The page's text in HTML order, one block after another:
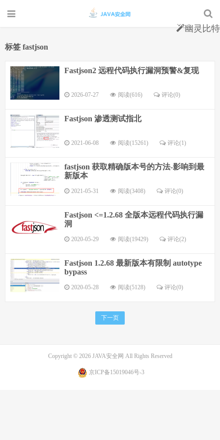
幽灵比特
标签 fastjson
Fastjson2 远程代码执行漏洞预警&复现
2026-07-27 阅读(616) 评论(0)
Fastjson 渗透测试指北
2021-06-08 阅读(15261) 评论(1)
fastjson 获取精确版本号的方法-影响到最
新版本
2021-05-31 阅读(3408) 评论(0)
Fastjson <=1.2.68 全版本远程代码执行漏
洞
2020-05-29 阅读(19429) 评论(2)
Fastjson 1.2.68 最新版本有限制 autotype
bypass
2020-05-28 阅读(5128) 评论(0)
下一页
Copyright © 2026 JAVA安全网 All Rights Reserved
京ICP备15019046号-3